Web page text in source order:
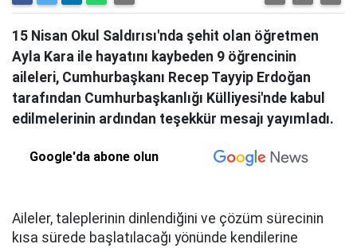
15 Nisan Okul Saldırısı'nda şehit olan öğretmen
Ayla Kara ile hayatını kaybeden 9 öğrencinin
aileleri, Cumhurbaşkanı Recep Tayyip Erdoğan
tarafından Cumhurbaşkanlığı Külliyesi'nde kabul
edilmelerinin ardından teşekkür mesajı yayımladı.
Google'da abone olun
Aileler, taleplerinin dinlendiğini ve çözüm sürecinin
kısa sürede başlatılacağı yönünde kendilerine